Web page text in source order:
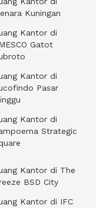
Kuningan
Kantor di
Gatot
Kantor di
Pasar
Kantor di
Strategic
Kantor di The
BSD City
Kantor di IFC